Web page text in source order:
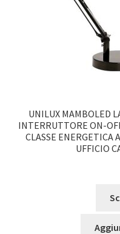
UNILUX MAMBOLED
INTERRUTTORE ON-
CLASSE ENERGETICA
UFFICIO